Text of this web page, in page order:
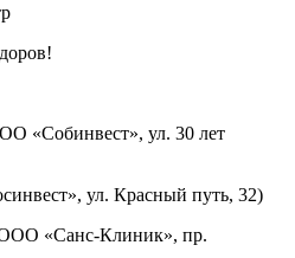
«Собинвест», ул. 30 лет
ул. Красный путь, 32)
«Санс-Клиник», пр.